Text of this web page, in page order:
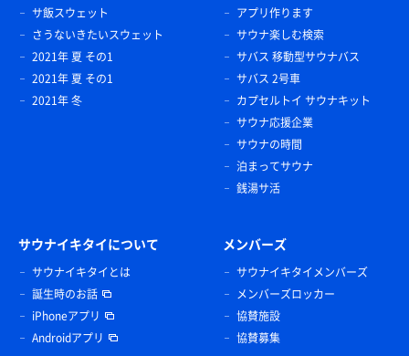
サ飯スウェット
さうないきたいスウェット
2021年 夏 その1
2021年 夏 その1
2021年 冬
アプリ作ります
サウナ楽しむ検索
サバス 移動型サウナバス
サバス 2号車
カプセルトイ サウナキット
サウナ応援企業
サウナの時間
泊まってサウナ
銭湯サ活
サウナイキタイについて
サウナイキタイとは
誕生時のお話
iPhoneアプリ
Androidアプリ
メンバーズ
サウナイキタイメンバーズ
メンバーズロッカー
協賛施設
協賛募集